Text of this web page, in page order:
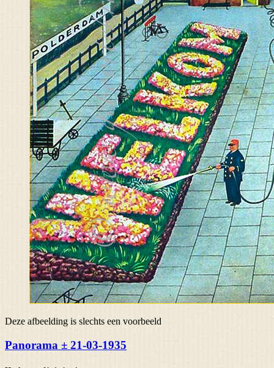
Deze afbeelding is slechts een voorbeeld
Panorama ± 21-03-1935